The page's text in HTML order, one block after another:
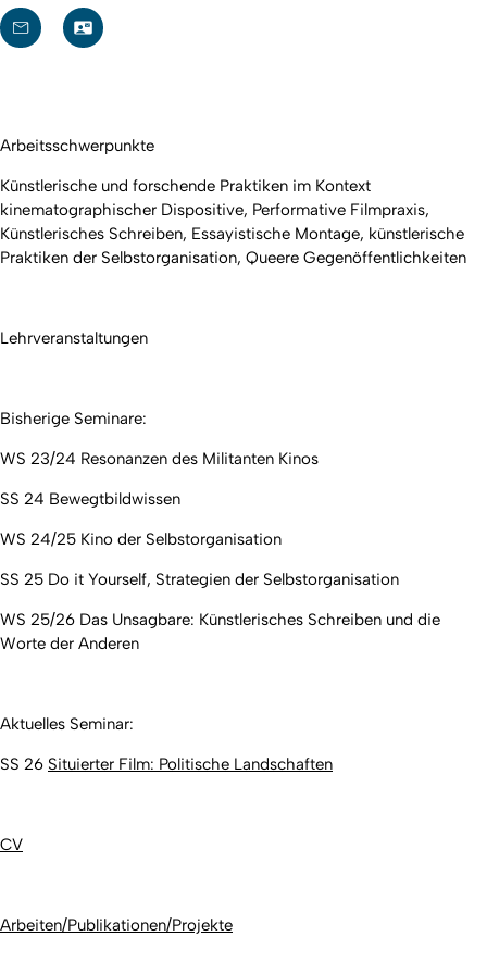
Arbeitsschwerpunkte
Künstlerische und forschende Praktiken im Kontext
kinematographischer Dispositive, Performative Filmpraxis,
Künstlerisches Schreiben, Essayistische Montage, künstlerische
Praktiken der Selbstorganisation, Queere Gegenöffentlichkeiten
Lehrveranstaltungen
Bisherige Seminare:
WS 23/24 Resonanzen des Militanten Kinos
SS 24 Bewegtbildwissen
WS 24/25 Kino der Selbstorganisation
SS 25 Do it Yourself, Strategien der Selbstorganisation
WS 25/26 Das Unsagbare: Künstlerisches Schreiben und die
Worte der Anderen
Aktuelles Seminar:
SS 26 Situierter Film: Politische Landschaften
CV
Arbeiten/Publikationen/Projekte